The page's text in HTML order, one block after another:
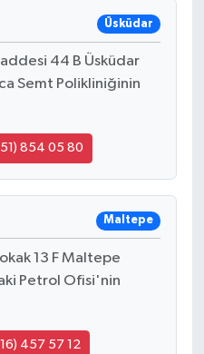
Üsküdar
44 B Üsküdar
Semt Polikliniğinin
854 05 80
Maltepe
13 F Maltepe
Petrol Ofisi'nin
457 57 12